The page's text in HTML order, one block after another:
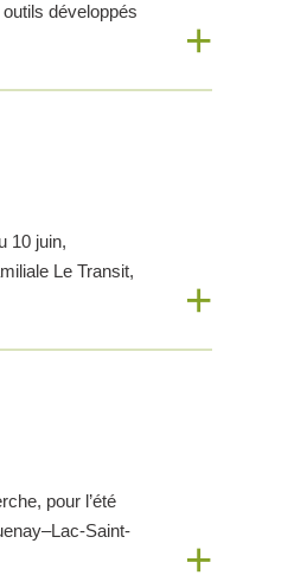
développés
10 juin,
Le Transit,
pour l’été
Saint-